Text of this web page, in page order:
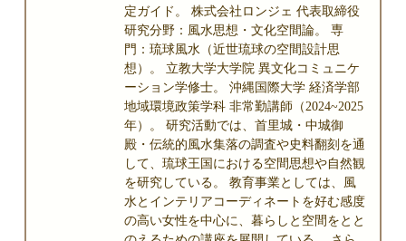
定ガイド。 株式会社ロンジェ 代表取締役
研究分野：風水思想・文化空間論。 専
門：琉球風水（近世琉球の空間設計思
想）。 立教大学大学院 異文化コミュニケ
ーション学修士。 沖縄国際大学 経済学部
地域環境政策学科 非常勤講師（2024~2025
年）。 研究活動では、首里城・中城御
殿・伝統的風水集落の調査や史料翻刻を通
して、琉球王国における空間思想や自然観
を研究している。 教育事業としては、風
水とインテリアコーディネートを好む感度
の高い女性を中心に、暮らしと空間をとと